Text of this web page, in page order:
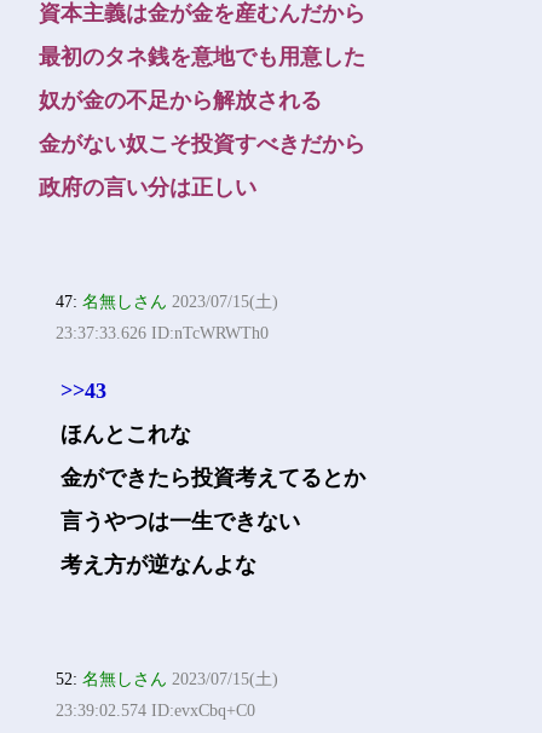
資本主義は金が金を産むんだから
最初のタネ銭を意地でも用意した
奴が金の不足から解放される
金がない奴こそ投資すべきだから
政府の言い分は正しい
47:名無しさん 2023/07/15(土)
23:37:33.626 ID:nTcWRWTh0
>>43
ほんとこれな
金ができたら投資考えてるとか
言うやつは一生できない
考え方が逆なんよな
52:名無しさん 2023/07/15(土)
23:39:02.574 ID:evxCbq+C0